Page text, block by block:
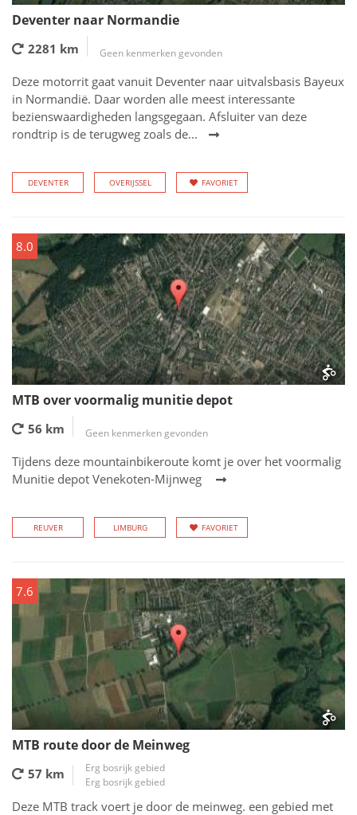
Deventer naar Normandie
2281 km Geen kenmerken gevonden
Deze motorrit gaat vanuit Deventer naar uitvalsbasis Bayeux
in Normandië. Daar worden alle meest interessante
bezienswaardigheden langsgegaan. Afsluiter van deze
rondtrip is de terugweg zoals de...
DEVENTER OVERIJSSEL FAVORIET
8.0
MTB over voormalig munitie depot
56 km Geen kenmerken gevonden
Tijdens deze mountainbikeroute komt je over het voormalig
Munitie depot Venekoten-Mijnweg
REUVER LIMBURG FAVORIET
7.6
MTB route door de Meinweg
57 km
Erg bosrijk gebied
Erg bosrijk gebied
Deze MTB track voert je door de meinweg. een gebied met